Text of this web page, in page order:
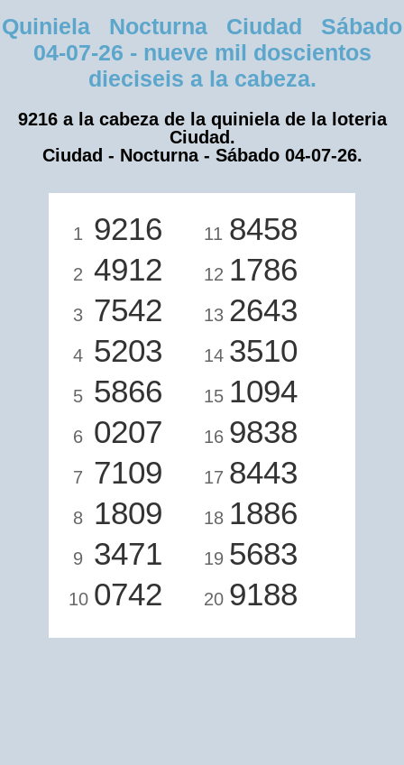
Quiniela Nocturna Ciudad Sábado
04-07-26 - nueve mil doscientos
dieciseis a la cabeza.
9216 a la cabeza de la quiniela de la loteria
Ciudad.
Ciudad - Nocturna - Sábado 04-07-26.
1 9216
2 4912
3 7542
4 5203
5 5866
6 0207
7 7109
8 1809
9 3471
10 0742
11 8458
12 1786
13 2643
14 3510
15 1094
16 9838
17 8443
18 1886
19 5683
20 9188